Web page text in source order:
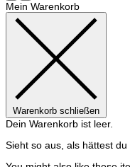
Mein Warenkorb
Warenkorb schließen
Dein Warenkorb ist leer.
Sieht so aus, als hättest du